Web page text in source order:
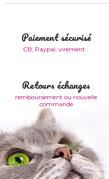
Paiement sécurisé
CB, Paypal, virement...
Retours échanges
remboursement ou nouvelle
commande